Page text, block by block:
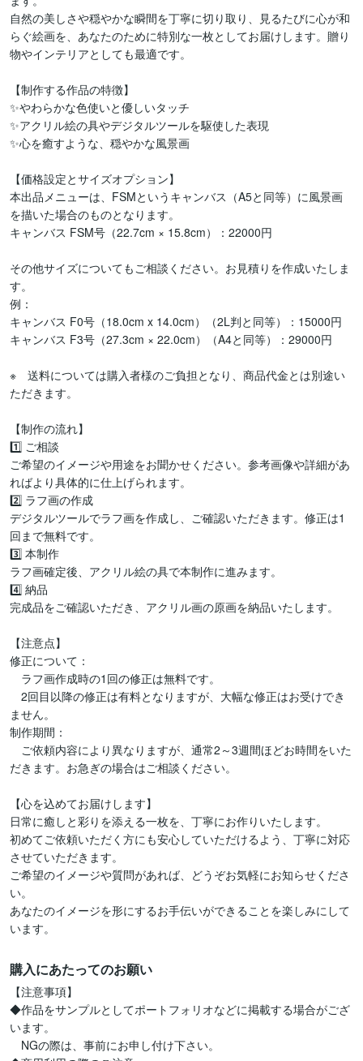
自然の美しさや穏やかな瞬間を丁寧に切り取り、見るたびに心が和
らぐ絵画を、あなたのために特別な一枚としてお届けします。贈り
物やインテリアとしても最適です。
【制作する作品の特徴】
✨やわらかな色使いと優しいタッチ
✨アクリル絵の具やデジタルツールを駆使した表現
✨心を癒すような、穏やかな風景画
【価格設定とサイズオプション】
本出品メニューは、FSMというキャンバス（A5と同等）に風景画
を描いた場合のものとなります。
キャンバス FSM号（22.7cm × 15.8cm）：22000円
その他サイズについてもご相談ください。お見積りを作成いたしま
す。
例：
キャンバス F0号（18.0cm x 14.0cm）（2L判と同等）：15000円
キャンバス F3号（27.3cm × 22.0cm）（A4と同等）：29000円
※　送料については購入者様のご負担となり、商品代金とは別途い
ただきます。
【制作の流れ】
1️⃣ ご相談
ご希望のイメージや用途をお聞かせください。参考画像や詳細があ
ればより具体的に仕上げられます。
2️⃣ ラフ画の作成
デジタルツールでラフ画を作成し、ご確認いただきます。修正は1
回まで無料です。
3️⃣ 本制作
ラフ画確定後、アクリル絵の具で本制作に進みます。
4️⃣ 納品
完成品をご確認いただき、アクリル画の原画を納品いたします。
【注意点】
修正について：
ラフ画作成時の1回の修正は無料です。
2回目以降の修正は有料となりますが、大幅な修正はお受けでき
ません。
制作期間：
ご依頼内容により異なりますが、通常2～3週間ほどお時間をいた
だきます。お急ぎの場合はご相談ください。
【心を込めてお届けします】
日常に癒しと彩りを添える一枚を、丁寧にお作りいたします。
初めてご依頼いただく方にも安心していただけるよう、丁寧に対応
させていただきます。
ご希望のイメージや質問があれば、どうぞお気軽にお知らせくださ
い。
あなたのイメージを形にするお手伝いができることを楽しみにして
います。
購入にあたってのお願い
【注意事項】
◆作品をサンプルとしてポートフォリオなどに掲載する場合がござ
います。
NGの際は、事前にお申し付け下さい。